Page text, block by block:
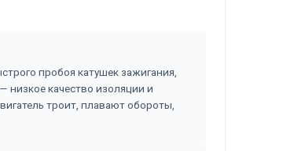
пробоя катушек зажигания,
низкое качество изоляции и
троит, плавают обороты,